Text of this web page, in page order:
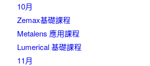
10月
Zemax基礎課程
Metalens 應用課程
Lumerical 基礎課程
11月